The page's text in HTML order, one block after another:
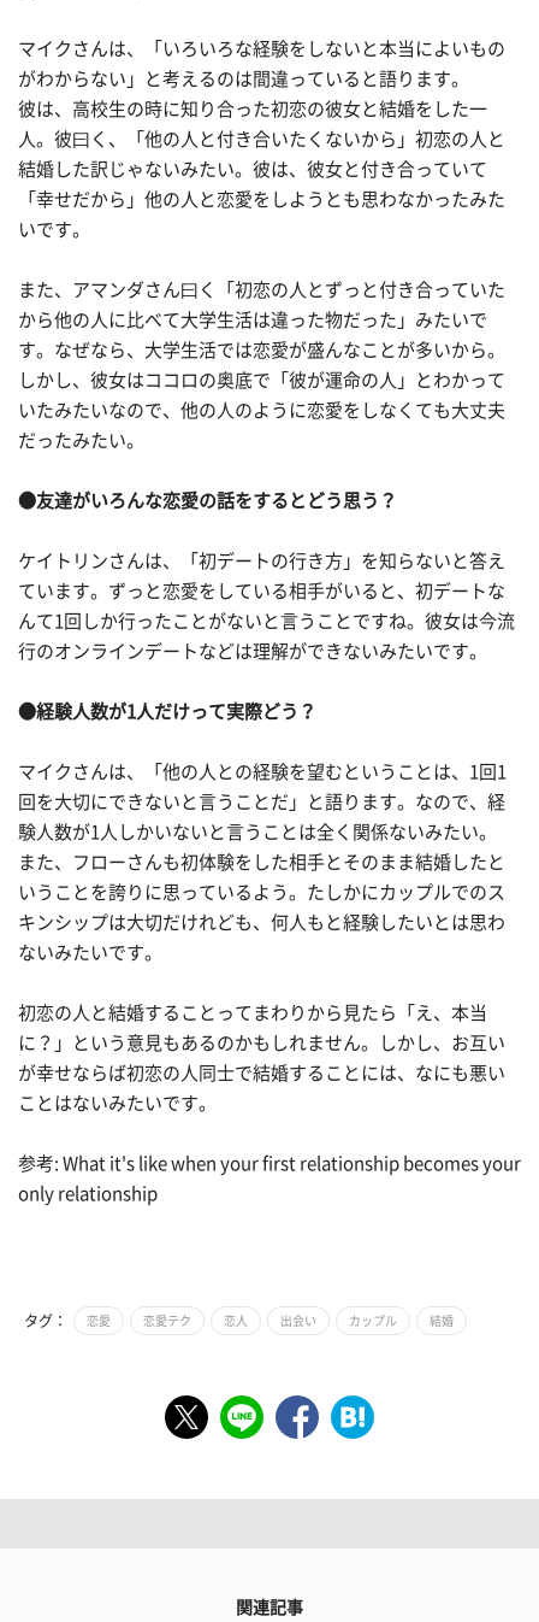
マイクさんは、「いろいろな経験をしないと本当によいもの
がわからない」と考えるのは間違っていると語ります。
彼は、高校生の時に知り合った初恋の彼女と結婚をした一
人。彼曰く、「他の人と付き合いたくないから」初恋の人と
結婚した訳じゃないみたい。彼は、彼女と付き合っていて
「幸せだから」他の人と恋愛をしようとも思わなかったみた
いです。
また、アマンダさん曰く「初恋の人とずっと付き合っていた
から他の人に比べて大学生活は違った物だった」みたいで
す。なぜなら、大学生活では恋愛が盛んなことが多いから。
しかし、彼女はココロの奥底で「彼が運命の人」とわかって
いたみたいなので、他の人のように恋愛をしなくても大丈夫
だったみたい。
●友達がいろんな恋愛の話をするとどう思う？
ケイトリンさんは、「初デートの行き方」を知らないと答え
ています。ずっと恋愛をしている相手がいると、初デートな
んて1回しか行ったことがないと言うことですね。彼女は今流
行のオンラインデートなどは理解ができないみたいです。
●経験人数が1人だけって実際どう？
マイクさんは、「他の人との経験を望むということは、1回1
回を大切にできないと言うことだ」と語ります。なので、経
験人数が1人しかいないと言うことは全く関係ないみたい。
また、フローさんも初体験をした相手とそのまま結婚したと
いうことを誇りに思っているよう。たしかにカップルでのス
キンシップは大切だけれども、何人もと経験したいとは思わ
ないみたいです。
初恋の人と結婚することってまわりから見たら「え、本当
に？」という意見もあるのかもしれません。しかし、お互い
が幸せならば初恋の人同士で結婚することには、なにも悪い
ことはないみたいです。
参考: What it's like when your first relationship becomes your
only relationship
タグ： 恋愛 恋愛テク 恋人 出会い カップル 結婚
関連記事